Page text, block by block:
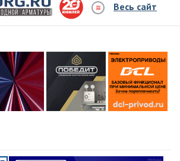
Весь сайт